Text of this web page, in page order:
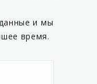
и мы
время.